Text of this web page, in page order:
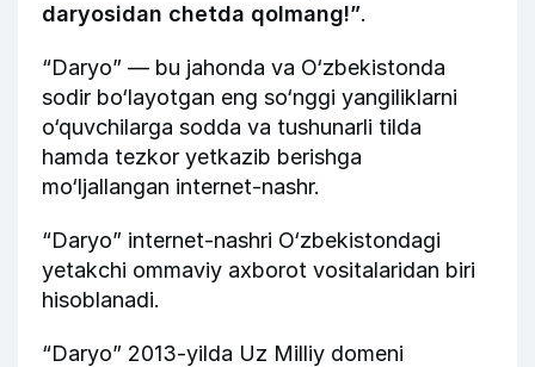
daryosidan chetda qolmang!”.
“Daryo” — bu jahonda va O‘zbekistonda
sodir bo‘layotgan eng so‘nggi yangiliklarni
o‘quvchilarga sodda va tushunarli tilda
hamda tezkor yetkazib berishga
mo‘ljallangan internet-nashr.
“Daryo” internet-nashri O‘zbekistondagi
yetakchi ommaviy axborot vositalaridan biri
hisoblanadi.
“Daryo” 2013-yilda Uz Milliy domeni